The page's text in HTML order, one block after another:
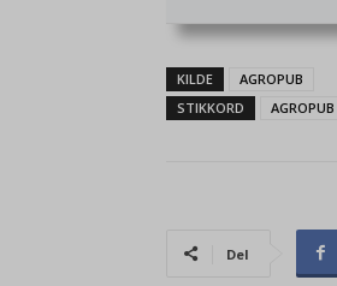
KILDE
AGROPUB
STIKKORD
AGROPUB
Del